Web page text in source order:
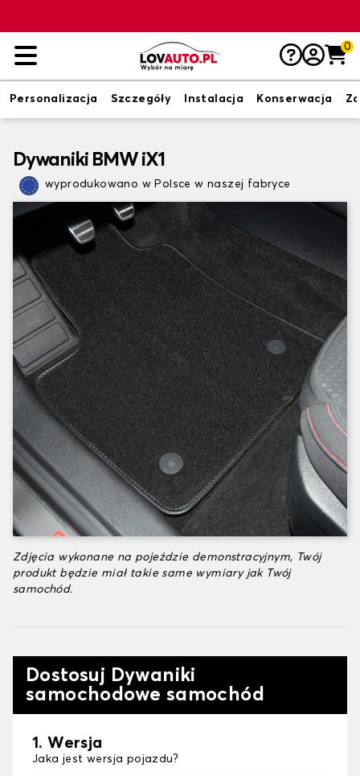
0
Personalizacja Szczegóły Instalacja Konserwacja
Dywaniki BMW iX1
wyprodukowano w Polsce w naszej fabryce
Zdjęcia wykonane na pojeździe demonstracyjnym, Twój
produkt będzie miał takie same wymiary jak Twój
samochód.
Dostosuj Dywaniki
samochodowe samochód
1. Wersja
Jaka jest wersja pojazdu?